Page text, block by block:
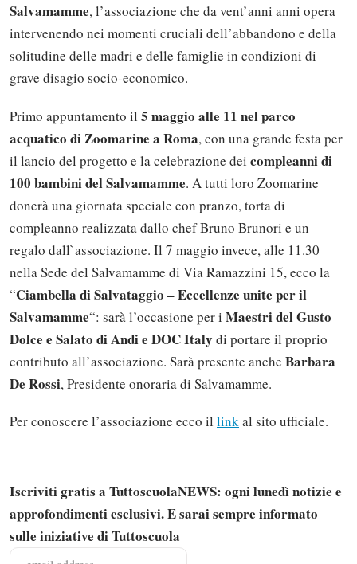
Salvamamme, l’associazione che da vent’anni anni opera
intervenendo nei momenti cruciali dell’abbandono e della
solitudine delle madri e delle famiglie in condizioni di
grave disagio socio-economico.
Primo appuntamento il 5 maggio alle 11 nel parco
acquatico di Zoomarine a Roma, con una grande festa per
il lancio del progetto e la celebrazione dei compleanni di
100 bambini del Salvamamme. A tutti loro Zoomarine
donerà una giornata speciale con pranzo, torta di
compleanno realizzata dallo chef Bruno Brunori e un
regalo dall`associazione. Il 7 maggio invece, alle 11.30
nella Sede del Salvamamme di Via Ramazzini 15, ecco la
“Ciambella di Salvataggio – Eccellenze unite per il
Salvamamme“: sarà l’occasione per i Maestri del Gusto
Dolce e Salato di Andi e DOC Italy di portare il proprio
contributo all’associazione. Sarà presente anche Barbara
De Rossi, Presidente onoraria di Salvamamme.
Per conoscere l’associazione ecco il linkal sito ufficiale.
Iscriviti gratis a TuttoscuolaNEWS: ogni lunedì notizie e
approfondimenti esclusivi. E sarai sempre informato
sulle iniziative di Tuttoscuola
Solo gli utenti registrati possono